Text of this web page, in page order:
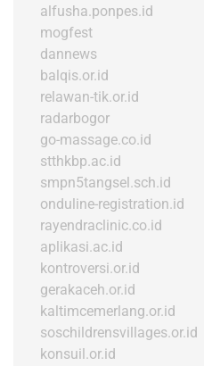
alfusha.ponpes.id
mogfest
dannews
balqis.or.id
relawan-tik.or.id
radarbogor
go-massage.co.id
stthkbp.ac.id
smpn5tangsel.sch.id
onduline-registration.id
rayendraclinic.co.id
aplikasi.ac.id
kontroversi.or.id
gerakaceh.or.id
kaltimcemerlang.or.id
soschildrensvillages.or.id
konsuil.or.id